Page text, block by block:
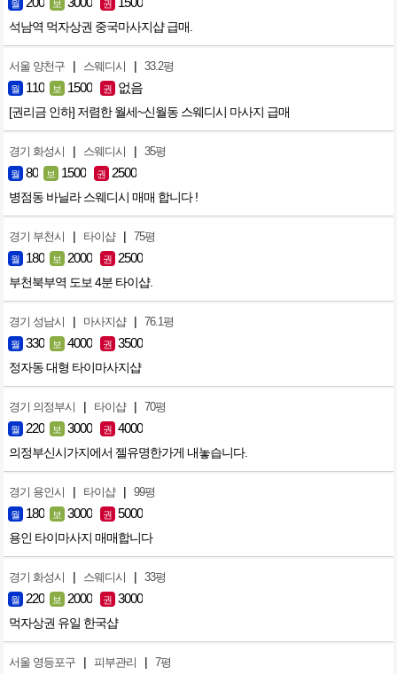
월 보 권
석남역 먹자상권 중국마사지샵 급매.
서울 양천구 | 스웨디시 | 33.2평
월 110 보 1500 권 없음
[권리금 인하] 저렴한 월세~신월동 스웨디시 마사지 급매
경기 화성시 | 스웨디시 | 35평
월 80 보 1500 권 2500
병점동 바닐라 스웨디시 매매 합니다 !
경기 부천시 | 타이샵 | 75평
월 180 보 2000 권 2500
부천북부역 도보 4분 타이샵.
경기 성남시 | 마사지샵 | 76.1평
월 330 보 4000 권 3500
정자동 대형 타이마사지샵
경기 의정부시 | 타이샵 | 70평
월 220 보 3000 권 4000
의정부신시가지에서 젤유명한가게 내놓습니다.
경기 용인시 | 타이샵 | 99평
월 180 보 3000 권 5000
용인 타이마사지 매매합니다
경기 화성시 | 스웨디시 | 33평
월 220 보 2000 권 3000
먹자상권 유일 한국샵
서울 영등포구 | 피부관리 | 7평